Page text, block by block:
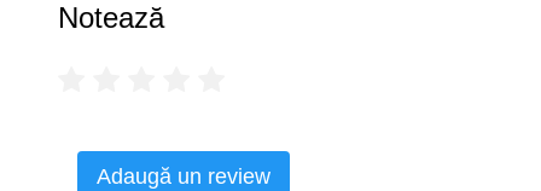
Notează
Adaugă un review